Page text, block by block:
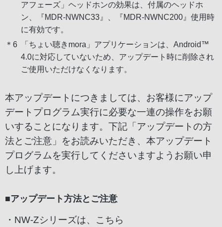
アフェーズ」ヘッドホンの効果は、付属のヘッドホ
ン、『MDR-NWNC33』、『MDR-NWNC200』使用時
に有効です。
＊6
「ちょい聴きmora」アプリケーションは、Android™
4.0に対応していないため、アップデート時に削除され
ご使用いただけなくなります。
本アップデートにつきましては、お客様にアップ
デートプログラム実行に必要な一連の操作をお願
いすることになります。下記「アップデートの方
法とご注意」をお読みいただき、本アップデート
プログラムを実行してくださいますようお願い申
し上げます。
■アップデート方法とご注意
・NW-Zシリーズは、 こちら